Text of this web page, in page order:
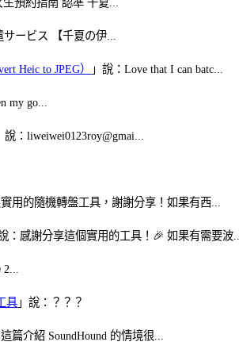
ービス 【千夏の伊...
Heic to JPEG） 」說：Love that I can batc...
my go...
說：liweiwei0123roy@gmai...
用的隨機轉盤工具，謝謝分享！如果有西...
：感謝分享這個實用的工具！🎉 如果有需要波
具 」說：？？？
篇介紹 SoundHound 的情境很...